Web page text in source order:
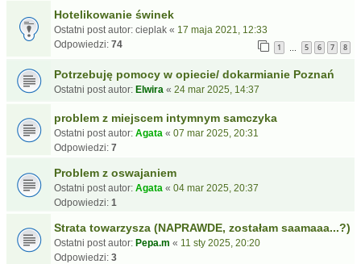
Hotelikowanie świnek
Ostatni post autor: cieplak « 17 maja 2021, 12:33
Odpowiedzi: 74 1 5 6 7 8
Potrzebuję pomocy w opiecie/ dokarmianie Poznań
Ostatni post autor: Elwira « 24 mar 2025, 14:37
problem z miejscem intymnym samczyka
Ostatni post autor: Agata « 07 mar 2025, 20:31
Odpowiedzi: 7
Problem z oswajaniem
Ostatni post autor: Agata « 04 mar 2025, 20:37
Odpowiedzi: 1
Strata towarzysza (NAPRAWDE, zostałam saamaaa...?)
Ostatni post autor: Pepa.m « 11 sty 2025, 20:20
Odpowiedzi: 3